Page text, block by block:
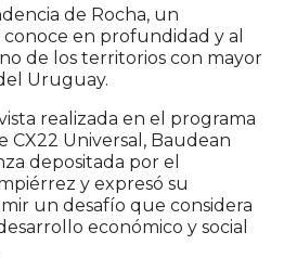
de Rocha, un
en profundidad y al
de los territorios con mayor
Uruguay.
realizada en el programa
CX22 Universal, Baudean
depositada por el
y expresó su
un desafío que considera
económico y social